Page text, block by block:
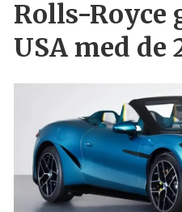
Rolls-Royce
USA med de